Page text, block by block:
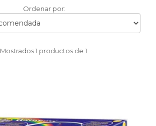
Ordenar por:Ordenar
Mostrados1 productos de 1